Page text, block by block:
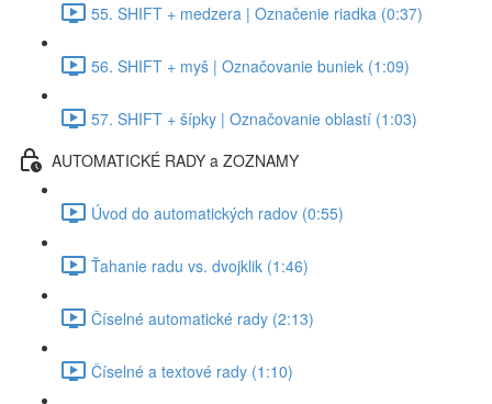
55. SHIFT + medzera | Označenie riadka (0:37)
56. SHIFT + myš | Označovanie buniek (1:09)
57. SHIFT + šípky | Označovanie oblastí (1:03)
AUTOMATICKÉ RADY a ZOZNAMY
Úvod do automatických radov (0:55)
Ťahanie radu vs. dvojklik (1:46)
Číselné automatické rady (2:13)
Číselné a textové rady (1:10)